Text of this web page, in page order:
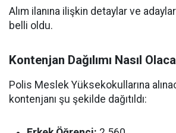
Alım ilanına ilişkin detaylar ve
belli oldu.
Kontenjan Dağılımı Nasıl
Polis Meslek Yüksekokullarına
kontenjanı şu şekilde dağıtıldı: